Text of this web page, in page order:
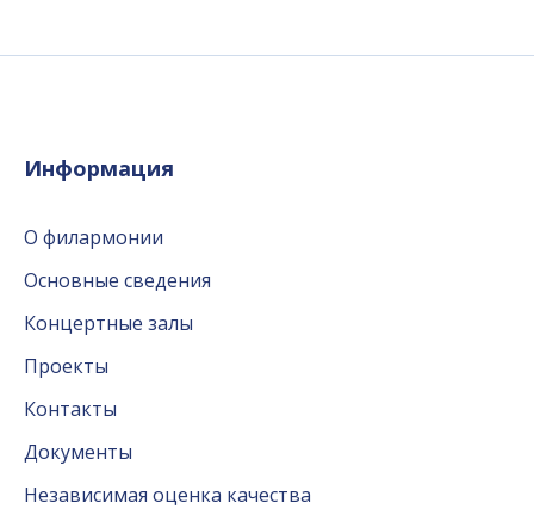
Информация
О филармонии
Основные сведения
Концертные залы
Проекты
Контакты
Документы
Независимая оценка качества